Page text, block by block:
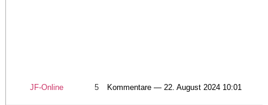
JF-Online 5 Kommentare — 22. August 2024 10:01